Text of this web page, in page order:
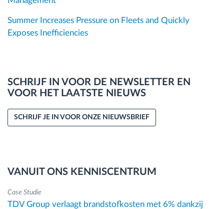
Summer Increases Pressure on Fleets and Quickly
Exposes Inefficiencies
SCHRIJF IN VOOR DE NEWSLETTER EN
VOOR HET LAATSTE NIEUWS
SCHRIJF JE IN VOOR ONZE NIEUWSBRIEF
VANUIT ONS KENNISCENTRUM
Case Studie
TDV Group verlaagt brandstofkosten met 6% dankzij